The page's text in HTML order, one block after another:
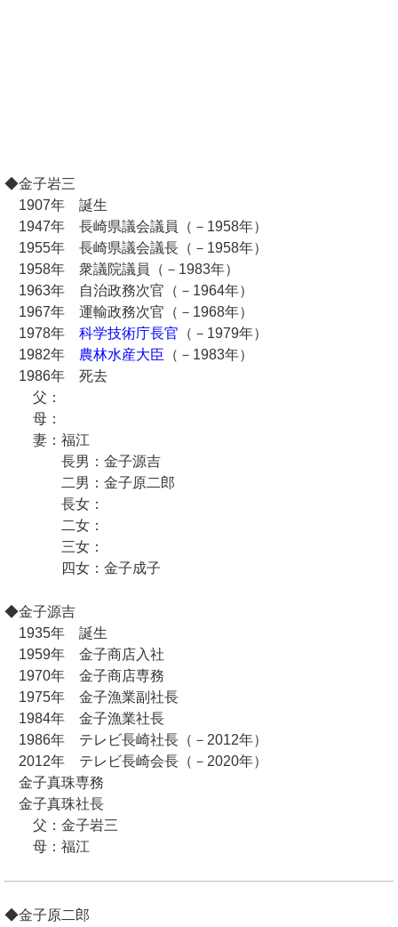
◆金子岩三
1907年 誕生
1947年 長崎県議会議員（－1958年）
1955年 長崎県議会議長（－1958年）
1958年 衆議院議員（－1983年）
1963年 自治政務次官（－1964年）
1967年 運輸政務次官（－1968年）
1978年 科学技術庁長官 （－1979年）
1982年 農林水産大臣 （－1983年）
1986年 死去
父：
母：
妻：福江
長男：金子源吉
二男：金子原二郎
長女：
二女：
三女：
四女：金子成子
◆金子源吉
1935年 誕生
1959年 金子商店入社
1970年 金子商店専務
1975年 金子漁業副社長
1984年 金子漁業社長
1986年 テレビ長崎社長（－2012年）
2012年 テレビ長崎会長（－2020年）
金子真珠専務
金子真珠社長
父：金子岩三
母：福江
◆金子原二郎